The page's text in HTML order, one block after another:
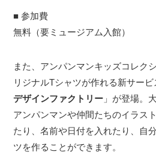
■ 参加費
無料（要ミュージアム入館）
また、アンパンマンキッズコレク
リジナルTシャツが作れる新サービ
デザインファクトリー 」が登場。
アンパンマンや仲間たちのイラス
たり、名前や日付を入れたり、自
ツを作ることができます。